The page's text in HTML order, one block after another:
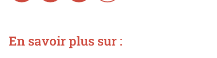
En savoir plus sur :